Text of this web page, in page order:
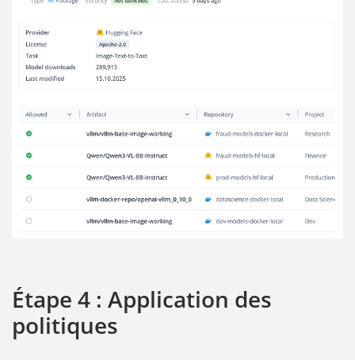
Étape 4 : Application des
politiques